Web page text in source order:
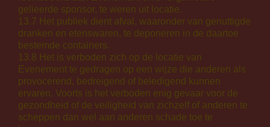
gelieerde sponsor, te weren uit locatie.
13.7 Het publiek dient afval, waaronder van genuttigde
dranken en etenswaren, te deponeren in de daartoe
bestemde containers.
13.8 Het is verboden zich op de locatie van
Evenement te gedragen op een wijze die anderen als
provocerend, bedreigend of beledigend kunnen
ervaren. Voorts is het verboden enig gevaar voor de
gezondheid of de veiligheid van zichzelf of anderen te
scheppen dan wel aan anderen schade toe te